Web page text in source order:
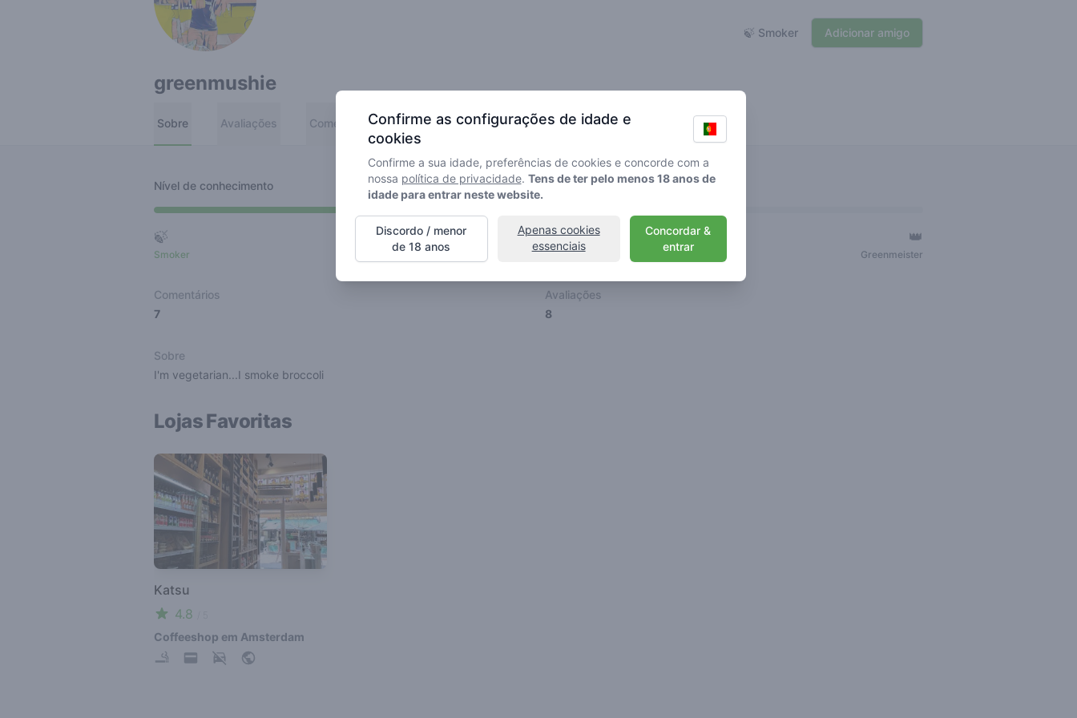
🍃 Smoker Adicionar amigo
greenmushie
Sobre Avaliações Comentários Amigos
Nível de conhecimento
🍃
Smoker
🥦
Stoner
🚀
Spaceranger
👑
Greenmeister
Comentários
7
Avaliações
8
Sobre
I'm vegetarian...I smoke broccoli
Lojas Favoritas
Katsu
4.8
Coffeeshop em Amsterdam
Confirme as configurações de idade e
cookies
Confirme a sua idade, preferências de cookies e concorde com a
nossa política de privacidade. Tens de ter pelo menos 18 anos de
idade para entrar neste website.
Concordar &
entrar
Apenas cookies
essenciais
Discordo / menor
de 18 anos